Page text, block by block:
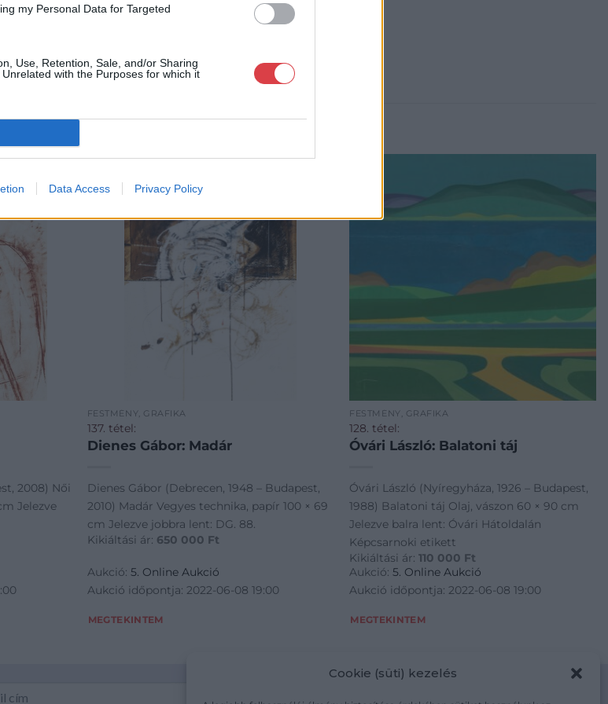
my Personal Data for Targeted
Use, Retention, Sale, and/or Sharing
with the Purposes for which it
Data Access Privacy Policy
Cookie (süti) kezelés
2008) Női
Jelezve
FESTMÉNY, GRAFIKA
137. tétel:
Dienes Gábor: Madár
Dienes Gábor (Debrecen, 1948 – Budapest,
2010) Madár Vegyes technika, papír 100 × 69
cm Jelezve jobbra lent: DG. 88.
Kikiáltási ár: 650 000 Ft
Aukció: 5. Online Aukció
Aukció időpontja: 2022-06-08 19:00
MEGTEKINTEM
FESTMÉNY, GRAFIKA
128. tétel:
Óvári László: Balatoni táj
Óvári László (Nyíregyháza, 1926 – Budapest,
1988) Balatoni táj Olaj, vászon 60 × 90 cm
Jelezve balra lent: Óvári Hátoldalán
Képcsarnoki etikett
Kikiáltási ár:110 000 Ft
Aukció:5. Online Aukció
Aukció időpontja: 2022-06-08 19:00
MEGTEKINTEM